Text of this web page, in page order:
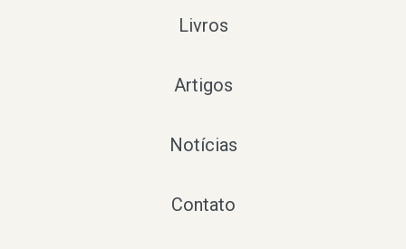
Livros
Artigos
Notícias
Contato